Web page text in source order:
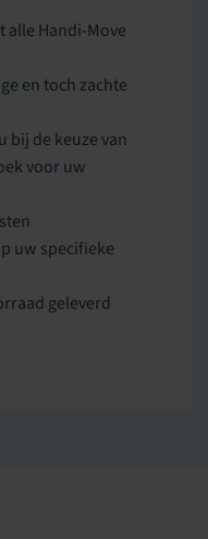
alle Handi-Move
en toch zachte
bij de keuze van
voor uw
uw specifieke
geleverd